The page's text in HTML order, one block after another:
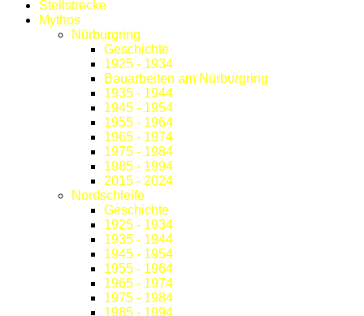
Steilstrecke
Mythos
Nürburgring
Geschichte
1925 - 1934
Bauarbeiten am Nürburgring
1935 - 1944
1945 - 1954
1955 - 1964
1965 - 1974
1975 - 1984
1985 - 1994
2015 - 2024
Nordschleife
Geschichte
1925 - 1934
1935 - 1944
1945 - 1954
1955 - 1964
1965 - 1974
1975 - 1984
1985 - 1994